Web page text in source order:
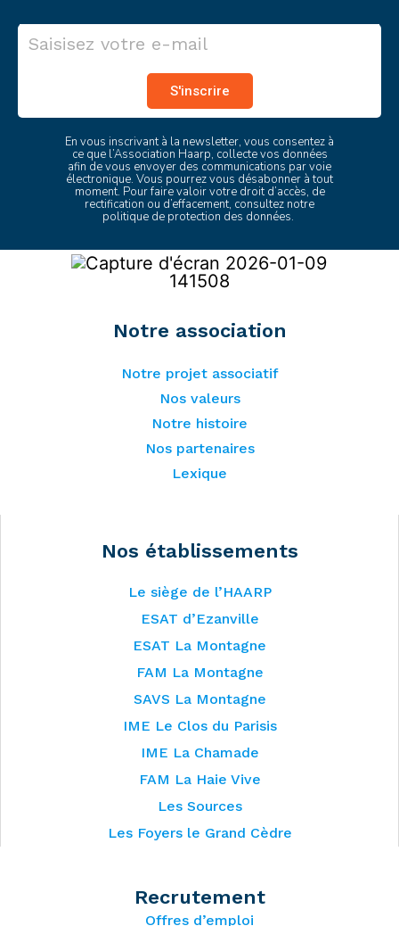
S'inscrire
En vous inscrivant à la newsletter, vous consentez à
ce que l’Association Haarp, collecte vos données
afin de vous envoyer des communications par voie
électronique. Vous pourrez vous désabonner à tout
moment. Pour faire valoir votre droit d’accès, de
rectification ou d’effacement, consultez notre
politique de protection des données.
Notre association
Notre projet associatif
Nos valeurs
Notre histoire
Nos partenaires
Lexique
Nos établissements
Le siège de l’HAARP
ESAT d’Ezanville
ESAT La Montagne
FAM La Montagne
SAVS La Montagne
IME Le Clos du Parisis
IME La Chamade
FAM La Haie Vive
Les Sources
Les Foyers le Grand Cèdre
Recrutement
Offres d’emploi